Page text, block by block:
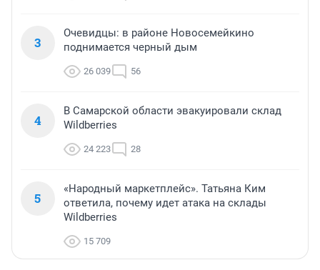
3
Очевидцы: в районе Новосемейкино
поднимается черный дым
26 039 56
4
В Самарской области эвакуировали склад
Wildberries
24 223 28
5
«Народный маркетплейс». Татьяна Ким
ответила, почему идет атака на склады
Wildberries
15 709